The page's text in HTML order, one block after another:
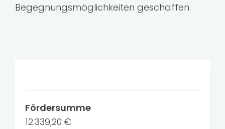
Begegnungsmöglichkeiten geschaffen.
Fördersumme
12.339,20 €